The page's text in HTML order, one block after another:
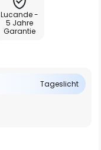
Lucande -
5 Jahre
Garantie
Tageslicht